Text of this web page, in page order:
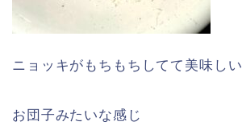
ニョッキがもちもちしてて美味しい
お団子みたいな感じ